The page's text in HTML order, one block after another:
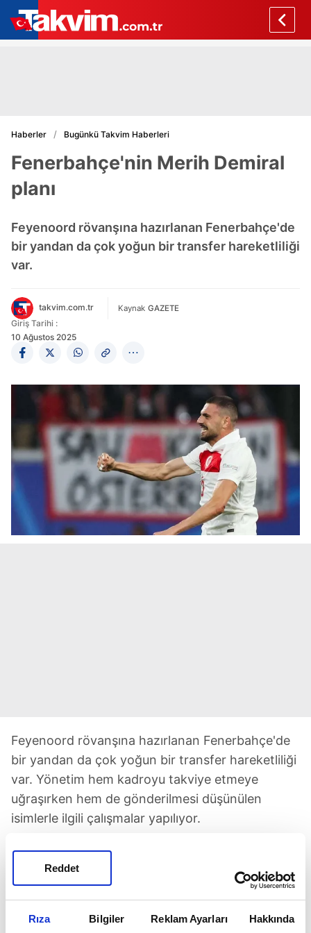
Rıza Bilgiler Reklam Ayarları Hakkında
Reddet
Haberler Bugünkü Takvim Haberleri
Fenerbahçe'nin Merih Demiral
planı
Feyenoord rövanşına hazırlanan Fenerbahçe'de
bir yandan da çok yoğun bir transfer hareketliliği
var.
takvim.com.tr Kaynak GAZETE
Giriş Tarihi :
10 Ağustos 2025
Feyenoord rövanşına hazırlanan Fenerbahçe'de
bir yandan da çok yoğun bir transfer hareketliliği
var. Yönetim hem kadroyu takviye etmeye
uğraşırken hem de gönderilmesi düşünülen
isimlerle ilgili çalışmalar yapılıyor.
stoper Diego Carlos, Djiku ve Rodrigo Becao
konusunda henüz net bir adım atılamadı. Eğer bu
futbolcudan çıkış yapılabilirse Sarı-Lacivertliler
Merih Demiral'la ilgili planlar yaptığı belirtiliyor.